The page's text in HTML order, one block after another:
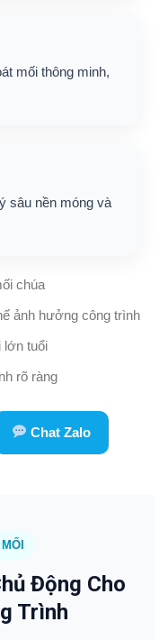
mối thông minh,
sâu nền móng và
chúa
ảnh hưởng công trình
lớn tuổi
rõ ràng
Chat Zalo
Động Cho
Trình